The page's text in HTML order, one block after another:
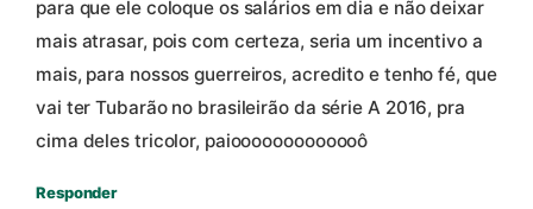
para que ele coloque os salários em dia e não deixar
mais atrasar, pois com certeza, seria um incentivo a
mais, para nossos guerreiros, acredito e tenho fé, que
vai ter Tubarão no brasileirão da série A 2016, pra
cima deles tricolor, paiooooooooooooô
Responder